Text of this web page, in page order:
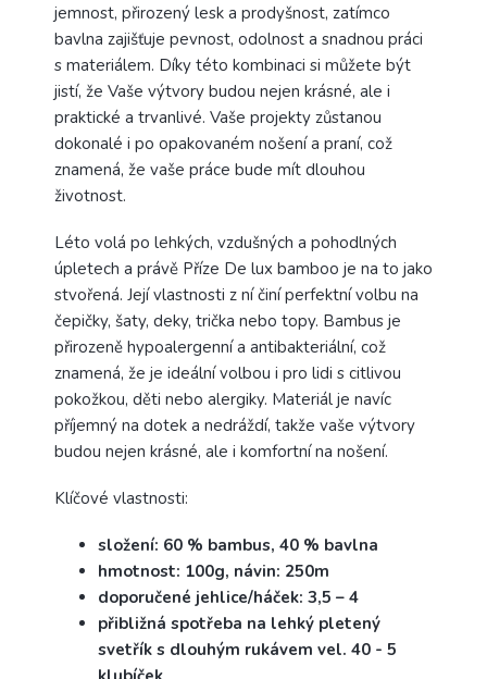
jemnost, přirozený lesk a prodyšnost, zatímco
bavlna zajišťuje pevnost, odolnost a snadnou práci
s materiálem. Díky této kombinaci si můžete být
jistí, že Vaše výtvory budou nejen krásné, ale i
praktické a trvanlivé. Vaše projekty zůstanou
dokonalé i po opakovaném nošení a praní, což
znamená, že vaše práce bude mít dlouhou
životnost.
Léto volá po lehkých, vzdušných a pohodlných
úpletech a právě Příze De lux bamboo je na to jako
stvořená. Její vlastnosti z ní činí perfektní volbu na
čepičky, šaty, deky, trička nebo topy. Bambus je
přirozeně hypoalergenní a antibakteriální, což
znamená, že je ideální volbou i pro lidi s citlivou
pokožkou, děti nebo alergiky. Materiál je navíc
příjemný na dotek a nedráždí, takže vaše výtvory
budou nejen krásné, ale i komfortní na nošení.
Klíčové vlastnosti:
složení: 60 % bambus, 40 % bavlna
hmotnost: 100g, návin: 250m
doporučené jehlice/háček: 3,5 – 4
přibližná spotřeba na lehký pletený
svetřík s dlouhým rukávem vel. 40 - 5